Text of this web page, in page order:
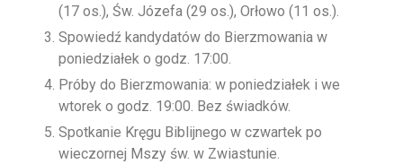
(17 os.), Św. Józefa (29 os.), Orłowo (11 os.).
Spowiedź kandydatów do Bierzmowania w
poniedziałek o godz. 17:00.
Próby do Bierzmowania: w poniedziałek i we
wtorek o godz. 19:00. Bez świadków.
Spotkanie Kręgu Biblijnego w czwartek po
wieczornej Mszy św. w Zwiastunie.